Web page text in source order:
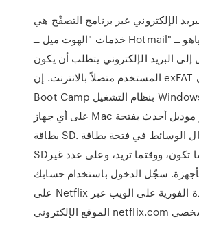
الإلكتروني عبر برنامج التصفّح هي
خدمات "الهوت ميل ــ Hotmail" أو" الياهو ــ Yahoo" .
إلى البريد الإلكتروني يتطلب أن يكون
المستخدم متصلاً بالانترنت. إن exFAT مدعوم كذلك في
Boot Camp بنظام التشغيل Windows 7 أو 8.1 أو 10
على أي جهاز Mac موديل 2011 أو موديل أحدث بفتحة
بطاقة SD. كيف يمكنني إدخال الوسائط في فتحة بطاقة
SD؟ شاهد أينما تكون، ووقتما تريد، وعلى عدد غير
سجّل الدخول باستخدام حسابك
على Netflix لتستمع بالمشاهدة الفورية على الويب عبر
الموقع الإلكتروني netflix.com من الكمبيوتر الشخصي